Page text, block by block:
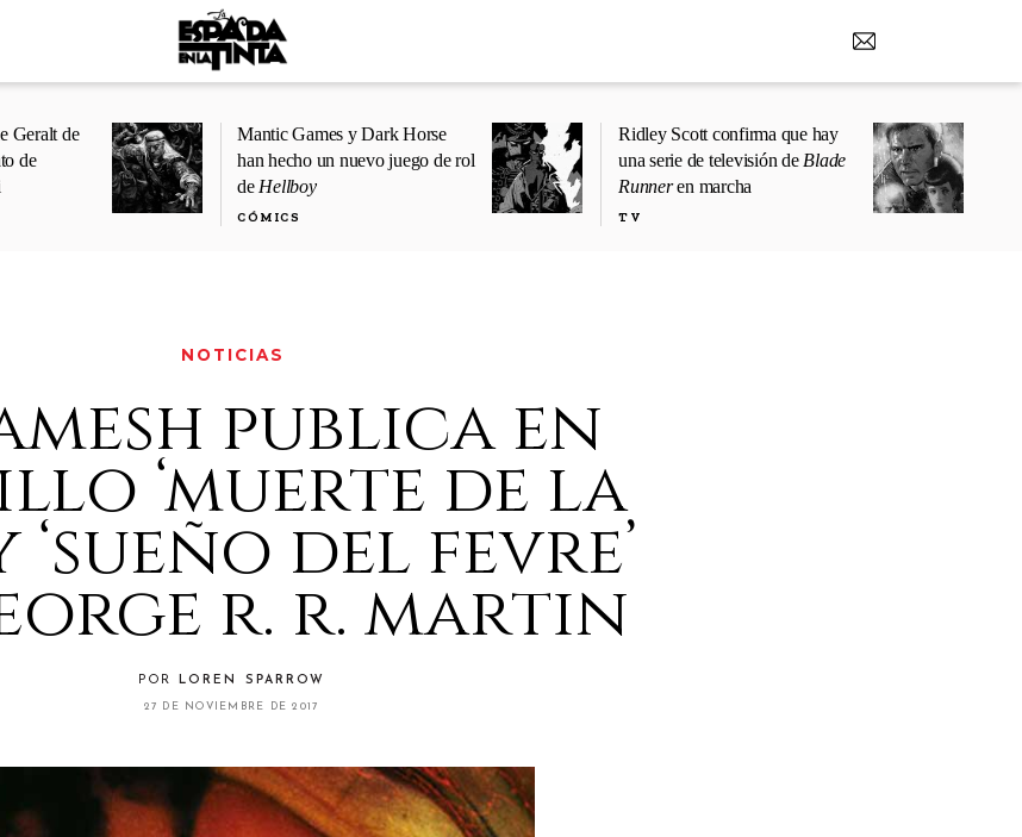
Geralt de
de
Mantic Games y Dark Horse
han hecho un nuevo juego de rol
de Hellboy
CÓMICS
Ridley Scott confirma que hay
una serie de televisión de Blade
Runneren marcha
TV
NOTICIAS
publica en
‘muerte de la
‘sueño del fevre’
r. r. martin
POR LOREN SPARROW
27 DE NOVIEMBRE DE 2017